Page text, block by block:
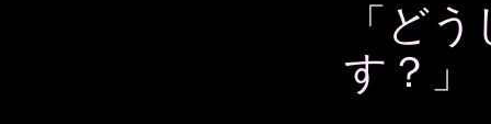
「ど
す？」